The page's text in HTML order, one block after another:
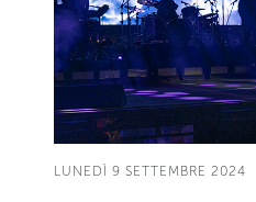
LUNEDÌ 9 SETTEMBRE 2024